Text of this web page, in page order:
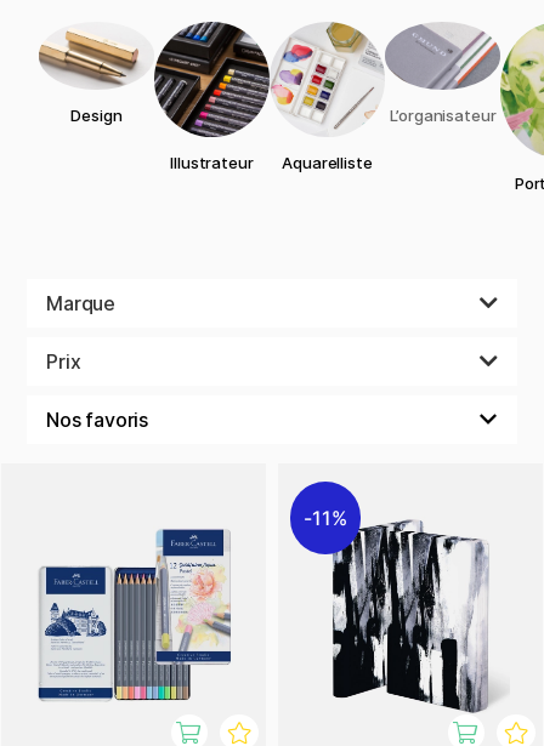
Design
Illustrateur Aquarelliste
L’organisateur
Marque
Prix
11%